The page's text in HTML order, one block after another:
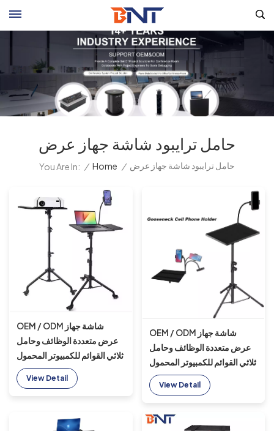
حامل ترايبود شاشة جهاز عرض
You Are In: / Home / حامل ترايبود شاشة جهاز عرض
OEM / ODM شاشة جهاز
عرض متعددة الوظائف وحامل
ثلاثي القوائم للكمبيوتر المحمول
حامل ثلاثي القوائم من
الألومنيوم سيلفي أحادي القوائم
View Detail
OEM / ODM شاشة جهاز
عرض متعددة الوظائف وحامل
ثلاثي القوائم للكمبيوتر المحمول
حامل ثلاثي القوائم من
الألومنيوم أحادي القوائم من
View Detail